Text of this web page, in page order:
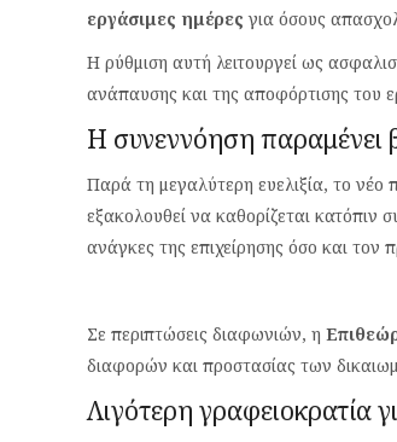
εργάσιμες ημέρες για όσους
Η ρύθμιση αυτή λειτουργεί ως
ανάπαυσης και της αποφόρτισης του
Η συνεννόηση παραμένει
Παρά τη μεγαλύτερη ευελιξία, το νέο
εξακολουθεί να καθορίζεται
ανάγκες της επιχείρησης όσο και
Σε περιπτώσεις διαφωνιών, η
διαφορών και προστασίας των
Λιγότερη γραφειοκρατία